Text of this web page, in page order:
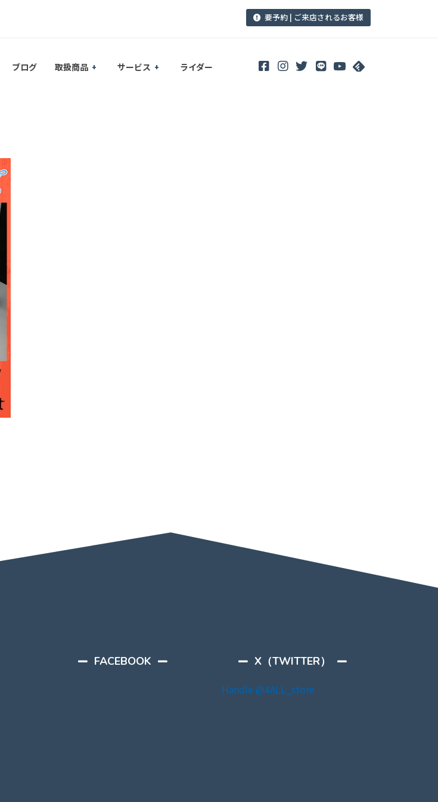
要予約 | ご来店されるお客様
ブログ 取扱商品 サービス ライダー
FACEBOOK
X（TWITTER）
Handle @4ALL_store